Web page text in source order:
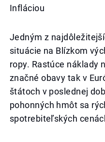
Infláciou
Jedným z
situácie na Blízkom
ropy. Rastúce náklady
značné obavy tak v
štátoch v poslednej
pohonných hmôt sa
spotrebiteľských